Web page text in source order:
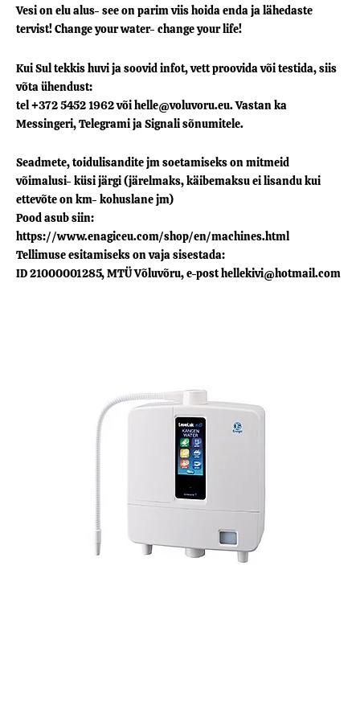
Vesi on elu alus- see on parim viis hoida enda ja lähedaste
tervist! Change your water- change your life!
Kui Sul tekkis huvi ja soovid infot, vett proovida või testida, siis
võta ühendust:
tel +372 5452 1962 või helle@voluvoru.eu. Vastan ka
Messingeri, Telegrami ja Signali sõnumitele.
Seadmete, toidulisandite jm soetamiseks on mitmeid
võimalusi- küsi järgi (järelmaks, käibemaksu ei lisandu kui
ettevõte on km- kohuslane jm)
Pood asub siin:
https://www.enagiceu.com/shop/en/machines.html
Tellimuse esitamiseks on vaja sisestada:
ID 21000001285, MTÜ Võluvõru, e-post hellekivi@hotmail.com